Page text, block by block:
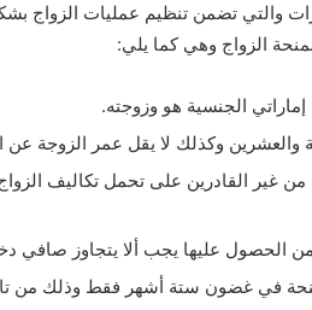
والتي تضمن تنظيم عمليات الزواج
الزواج وهي كما يلي:
الجنسية هو وزوجته.
والعشرين وكذلك لا يقل عمر الزوجة عن
من غير القادرين على تحمل تكاليف
صافي دخله الشهري 25,000 درهم إماراتي وذلك بعد أن يستقطع من الراتب بدل
في غضون ستة أشهر فقط وذلك من